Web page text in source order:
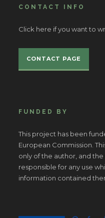
CONTACT INFO
Click here if you want to
CONTACT PAGE
FUNDED BY
This project has been
European Commission.
only of the author, and
responsible for any use
information contained